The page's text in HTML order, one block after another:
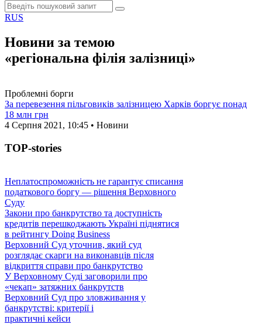
RUS
Новини за темою
«регіональна філія залізниці»
Проблемні борги
За перевезення пільговиків залізницею Харків боргує понад
18 млн грн
4 Серпня 2021, 10:45 • Новини
TOP-stories
Неплатоспроможність не гарантує списання
податкового боргу — рішення Верховного
Суду
Закони про банкрутство та доступність
кредитів перешкоджають Україні піднятися
в рейтингу Doing Business
Верховний Суд уточнив, який суд
розглядає скарги на виконавців після
відкриття справи про банкрутство
У Верховному Суді заговорили про
«чекап» затяжних банкрутств
Верховний Суд про зловживання у
банкрутстві: критерії і
практичні кейси